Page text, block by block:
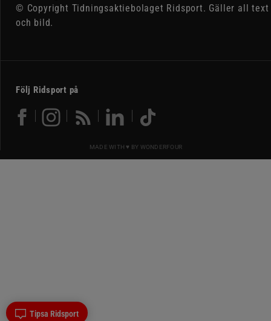
Tipsa Ridsport
© Copyright Tidningsaktiebolaget Ridsport. Gäller all text
och bild.
Följ Ridsport på
MADE WITH ♥ BY WONDERFOUR